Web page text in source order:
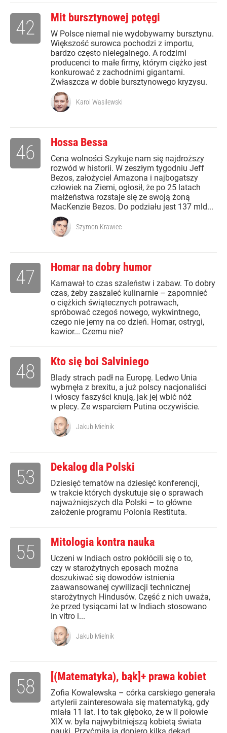
Mit bursztynowej potęgi
W Polsce niemal nie wydobywamy bursztynu.
Większość surowca pochodzi z importu,
bardzo często nielegalnego. A rodzimi
producenci to małe firmy, którym ciężko jest
konkurować z zachodnimi gigantami.
Zwłaszcza w dobie bursztynowego kryzysu.
42
Karol Wasilewski
Hossa Bessa
Cena wolności Szykuje nam się najdroższy
rozwód w historii. W zeszłym tygodniu Jeff
Bezos, założyciel Amazona i najbogatszy
człowiek na Ziemi, ogłosił, że po 25 latach
małżeństwa rozstaje się ze swoją żoną
MacKenzie Bezos. Do podziału jest 137 mld...
46
Szymon Krawiec
Homar na dobry humor
Karnawał to czas szaleństw i zabaw. To dobry
czas, żeby zaszaleć kulinarnie – zapomnieć
o ciężkich świątecznych potrawach,
spróbować czegoś nowego, wykwintnego,
czego nie jemy na co dzień. Homar, ostrygi,
kawior... Czemu nie?
47
Kto się boi Salviniego
Blady strach padł na Europę. Ledwo Unia
wybrnęła z brexitu, a już polscy nacjonaliści
i włoscy faszyści knują, jak jej wbić nóż
w plecy. Ze wsparciem Putina oczywiście.
48
Jakub Mielnik
Dekalog dla Polski
Dziesięć tematów na dziesięć konferencji,
w trakcie których dyskutuje się o sprawach
najważniejszych dla Polski – to główne
założenie programu Polonia Restituta.
53
Mitologia kontra nauka
Uczeni w Indiach ostro pokłócili się o to,
czy w starożytnych eposach można
doszukiwać się dowodów istnienia
zaawansowanej cywilizacji technicznej
starożytnych Hindusów. Część z nich uważa,
że przed tysiącami lat w Indiach stosowano
in vitro i...
55
Jakub Mielnik
[(Matematyka), bąk]+ prawa kobiet
Zofia Kowalewska – córka carskiego generała
artylerii zainteresowała się matematyką, gdy
miała 11 lat. I to tak głęboko, że w II połowie
XIX w. była najwybitniejszą kobietą świata
58